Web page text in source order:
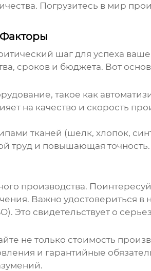
Погрузитесь в мир
шаг для успеха
сроков и бюджета. Вот
такое как
на качество и скорость
тканей (шелк, хлопок,
труд и повышающая точность.
производства.
Важно удостовериться в
Это свидетельствует о
не только стоимость
и гарантийные